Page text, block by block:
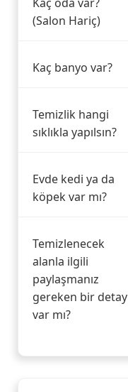
(Salon Hariç)
Kaç banyo var?
Temizlik hangi
sıklıkla yapılsın?
Evde kedi ya da
köpek var mı?
Temizlenecek
alanla ilgili
paylaşmanız
gereken bir detay
var mı?